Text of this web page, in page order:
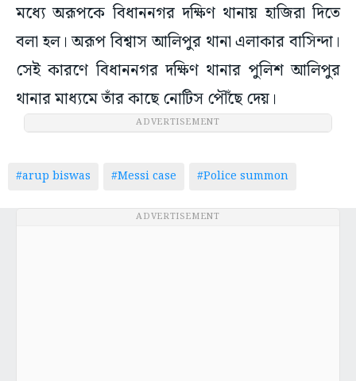
মধ্যে অরূপকে বিধাননগর দক্ষিণ থানায় হাজিরা দিতে
বলা হল। অরূপ বিশ্বাস আলিপুর থানা এলাকার বাসিন্দা।
সেই কারণে বিধাননগর দক্ষিণ থানার পুলিশ আলিপুর
থানার মাধ্যমে তাঁর কাছে নোটিস পৌঁছে দেয়।
ADVERTISEMENT
#arup biswas #Messi case #Police summon
ADVERTISEMENT